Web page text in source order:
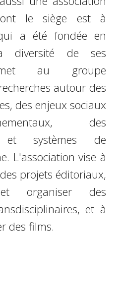
le siège est à
a été fondée en
diversité de ses
au groupe
autour des
des enjeux sociaux
des
et systèmes de
L'association vise à
projets éditoriaux,
organiser des
et à
des films.